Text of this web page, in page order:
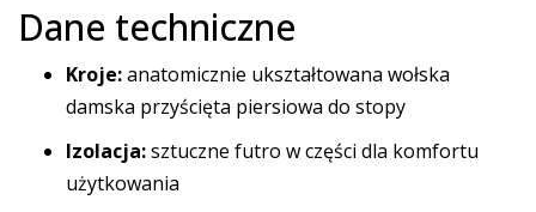
Dane techniczne
Kroje:anatomicznie ukształtowana wołska
damska przyścięta piersiowa do stopy
Izolacja:sztuczne futro w części dla komfortu
użytkowania